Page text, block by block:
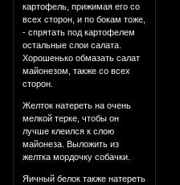
картофель, прижимая его со
всех сторон, и по бокам тоже,
- спрятать под картофелем
остальные слои салата.
Хорошенько обмазать салат
майонезом, также со всех
сторон.
Желток натереть на очень
мелкой терке, чтобы он
лучше клеился к слою
майонеза. Выложить из
желтка мордочку собачки.
Яичный белок также натереть